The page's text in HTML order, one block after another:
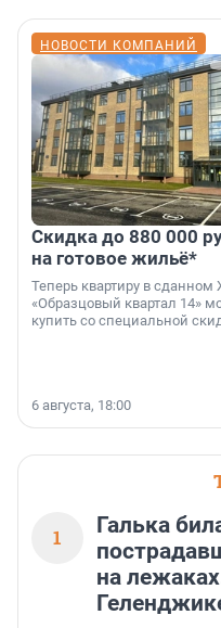
НОВОСТИ КОМПАНИЙ
Скидка до 880 000
на готовое жильё*
Теперь квартиру в
«Образцовый квартал 14»
купить со специальной
6 августа, 18:00
1
Галька
на